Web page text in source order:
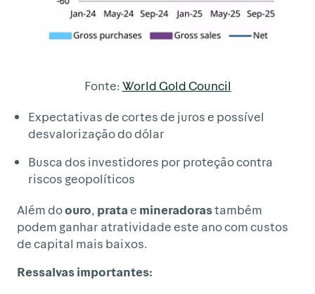
Fonte:World Gold Council
Expectativas de cortes de juros e possível
desvalorização do dólar
Busca dos investidores por proteção contra
riscos geopolíticos
Além doouro, pratae mineradorastambém
podem ganhar atratividade este ano com custos
de capital mais baixos.
Ressalvas importantes: